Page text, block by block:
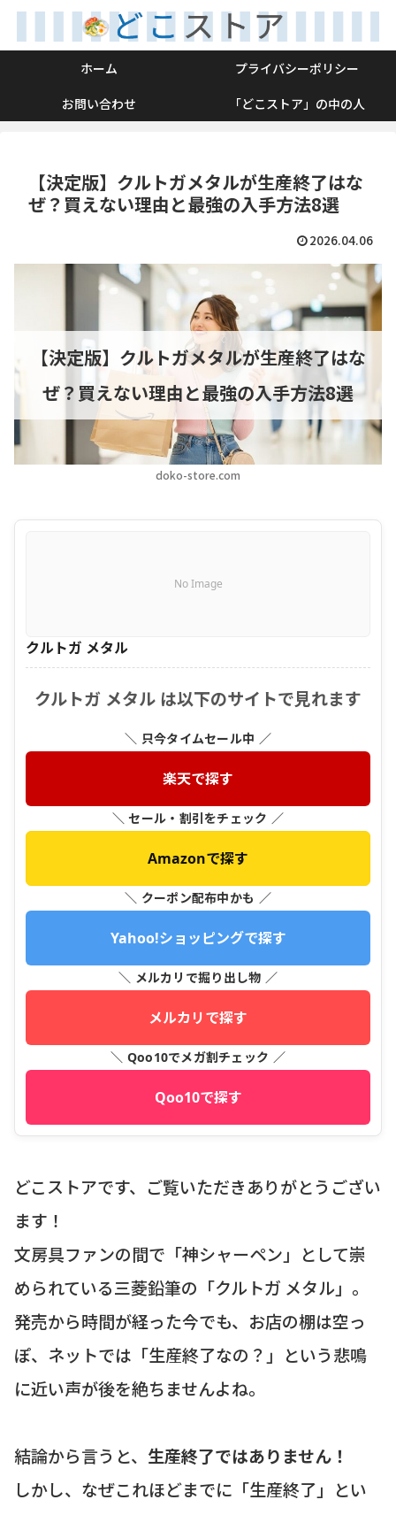
ホーム
プライバシーポリシー
お問い合わせ
「どこストア」の中の人
【決定版】クルトガメタルが生産終了はな
ぜ？買えない理由と最強の入手方法8選
2026.04.06
doko-store.com
【決定版】クルトガメタルが生産終了はな
ぜ？買えない理由と最強の入手方法8選
No Image
クルトガ メタル
クルトガ メタル は以下のサイトで見れます
＼ 只今タイムセール中 ／
楽天で探す
＼ セール・割引をチェック ／
Amazonで探す
＼ クーポン配布中かも ／
Yahoo!ショッピングで探す
＼ メルカリで掘り出し物 ／
メルカリで探す
＼ Qoo10でメガ割チェック ／
Qoo10で探す
どこストアです、ご覧いただきありがとうござい
ます！
文房具ファンの間で「神シャーペン」として崇
められている三菱鉛筆の「クルトガ メタル」。
発売から時間が経った今でも、お店の棚は空っ
ぽ、ネットでは「生産終了なの？」という悲鳴
に近い声が後を絶ちませんよね。
結論から言うと、 生産終了ではありません！
しかし、なぜこれほどまでに「生産終了」とい